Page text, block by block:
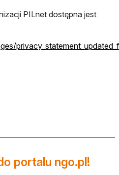
PILnet dostępna jest
portalu ngo.pl!